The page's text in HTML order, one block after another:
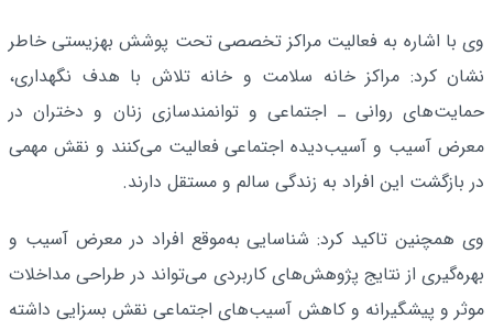
وی با اشاره به فعالیت مراکز تخصصی تحت پوشش بهزیستی خاطر
نشان کرد: مراکز خانه سلامت و خانه تلاش با هدف نگهداری،
حمایت‌های روانی ـ اجتماعی و توانمندسازی زنان و دختران در
معرض آسیب و آسیب‌دیده اجتماعی فعالیت می‌کنند و نقش مهمی
در بازگشت این افراد به زندگی سالم و مستقل دارند.
وی همچنین تاکید کرد: شناسایی به‌موقع افراد در معرض آسیب و
بهره‌گیری از نتایج پژوهش‌های کاربردی می‌تواند در طراحی مداخلات
موثر و پیشگیرانه و کاهش آسیب‌های اجتماعی نقش بسزایی داشته